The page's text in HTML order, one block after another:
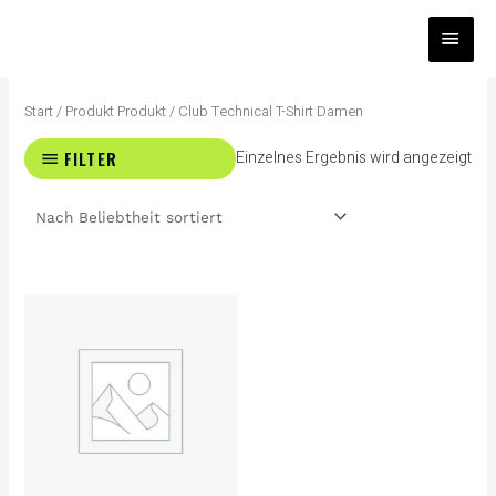
Start/ Produkt Produkt / Club Technical T-Shirt Damen
FILTER Einzelnes Ergebnis wird angezeigt